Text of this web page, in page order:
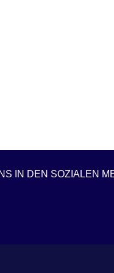
IN DEN SOZIALEN